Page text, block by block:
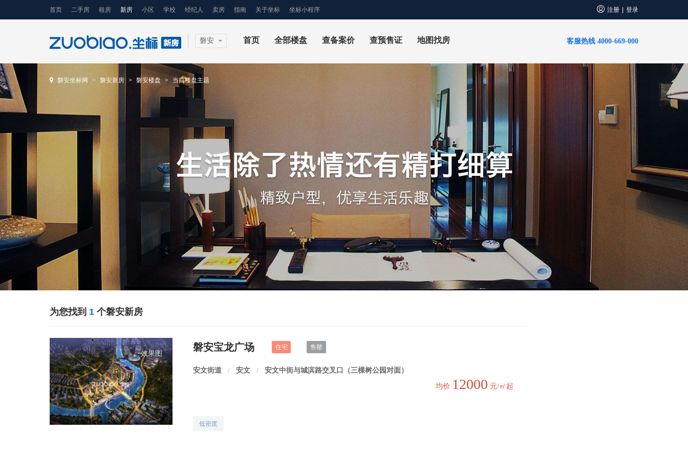
首页 二手房 租房 新房 小区 学校 经纪人 卖房 指南 关于坐标 坐标小程序 注册 登录
磐安 首页 全部楼盘 查备案价 查预售证 地图找房 客服热线 4000-669-000
磐安坐标网 磐安新房 磐安楼盘 当前楼盘主题
为您找到 1 个磐安新房
效果图
磐安宝龙广场 住宅 售罄
安文街道 / 安文 / 安文中街与城滨路交叉口（三棵树公园对面）
低密度
均价 12000 元/㎡起